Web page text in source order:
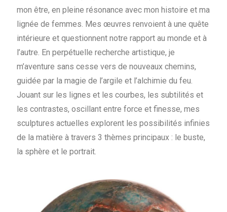
mon être, en pleine résonance avec mon histoire et ma
lignée de femmes. Mes œuvres renvoient à une quête
intérieure et questionnent notre rapport au monde et à
l’autre. En perpétuelle recherche artistique, je
m’aventure sans cesse vers de nouveaux chemins,
guidée par la magie de l’argile et l’alchimie du feu.
Jouant sur les lignes et les courbes, les subtilités et
les contrastes, oscillant entre force et finesse, mes
sculptures actuelles explorent les possibilités infinies
de la matière à travers 3 thèmes principaux : le buste,
la sphère et le portrait.